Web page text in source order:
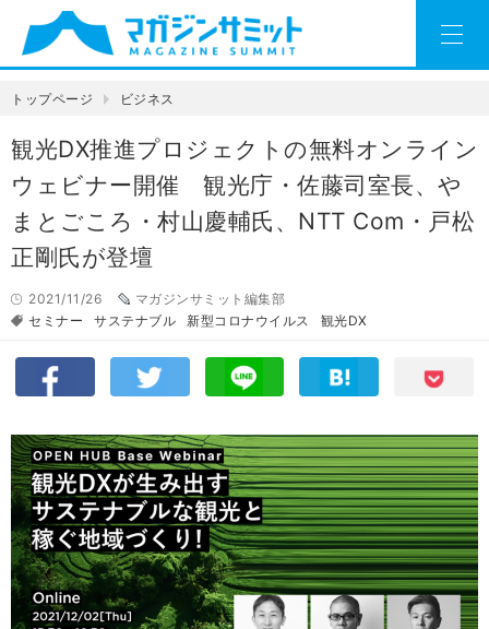
トップページ ビジネス
観光DX推進プロジェクトの無料オンライン
ウェビナー開催 観光庁・佐藤司室長、や
まとごころ・村山慶輔氏、NTT Com・戸松
正剛氏が登壇
2021/11/26
マガジンサミット編集部
セミナー
サステナブル 新型コロナウイルス 観光DX